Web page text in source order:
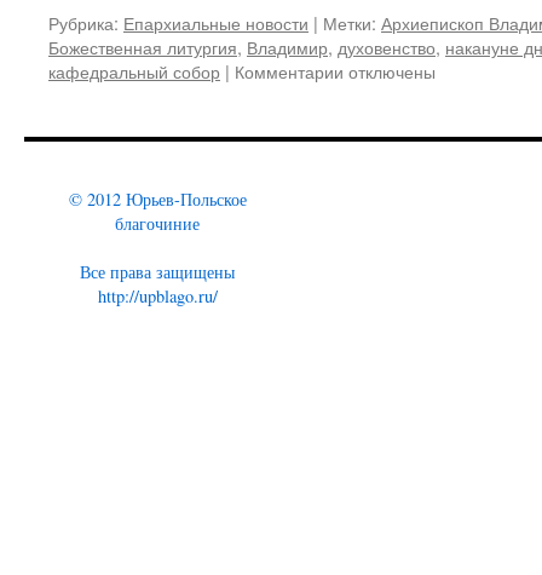
Рубрика: Епархиальные новости | Метки: Архиепископ
Божественная литургия, Владимир, духовенство, накануне
кафедральный собор | Комментарии к
Владимирский
отключены
© 2012 Юрьев-Польское
благочиние
Все права защищены
http://upblago.ru/